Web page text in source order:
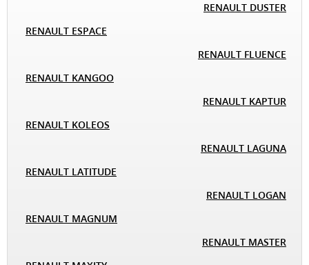
RENAULT DUSTER
RENAULT ESPACE
RENAULT FLUENCE
RENAULT KANGOO
RENAULT KAPTUR
RENAULT KOLEOS
RENAULT LAGUNA
RENAULT LATITUDE
RENAULT LOGAN
RENAULT MAGNUM
RENAULT MASTER